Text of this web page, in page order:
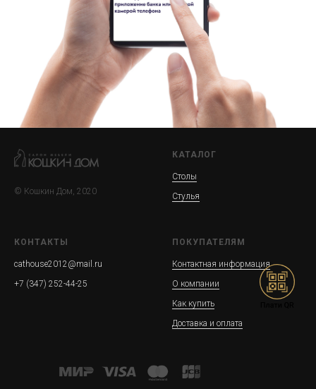
© Кошкин Дом, 2020
КАТАЛОГ
Столы
Стулья
КОНТАКТЫ
cathouse2012@mail.ru
+7 (347) 252-44-25
ПОКУПАТЕЛЯМ
Контактная информация
О компании
Как купить
Доставка и оплата